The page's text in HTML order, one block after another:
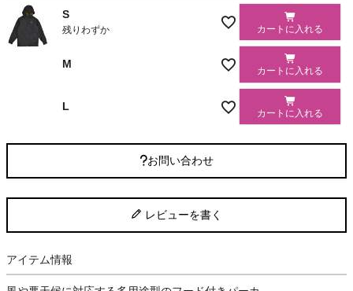
S
残りわずか カートに入れる
M
カートに入れる
L
カートに入れる
お問い合わせ
レビューを書く
アイテム情報